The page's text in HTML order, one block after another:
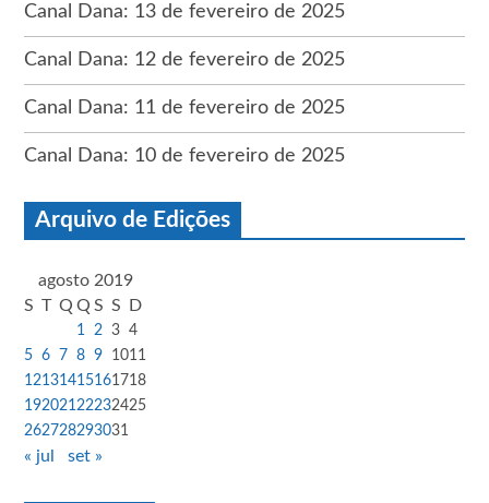
Canal Dana: 13 de fevereiro de 2025
Canal Dana: 12 de fevereiro de 2025
Canal Dana: 11 de fevereiro de 2025
Canal Dana: 10 de fevereiro de 2025
Arquivo de Edições
agosto 2019
S T Q Q S S D
1 2 3 4
5 6 7 8 9 1011
12131415161718
192021 22232425
262728293031
« jul set »